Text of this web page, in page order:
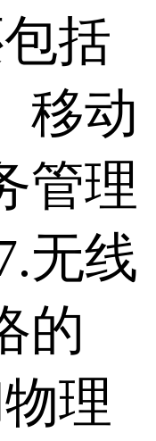
括
移动
管理
无线
的
理